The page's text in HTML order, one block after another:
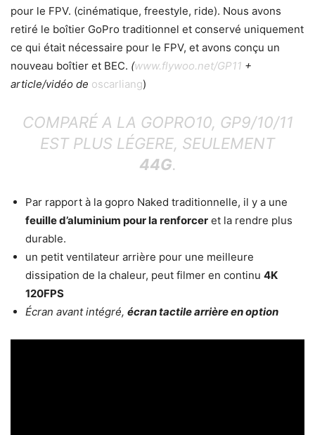
pour le FPV. (cinématique, freestyle, ride). Nous avons
retiré le boîtier GoPro traditionnel et conservé uniquement
ce qui était nécessaire pour le FPV, et avons conçu un
nouveau boîtier et BEC. (www.flywoo.net/GP11 +
article/vidéo de oscarliang)
COMPARÉ A LA GOPRO10, GP9/10/11
EST PLUS LÉGERE, SEULEMENT
44G.
Par rapport à la gopro Naked traditionnelle, il y a une
feuille d’aluminium pour la renforcer et la rendre plus
durable.
un petit ventilateur arrière pour une meilleure
dissipation de la chaleur, peut filmer en continu 4K
120FPS
Écran avant intégré, écran tactile arrière en option